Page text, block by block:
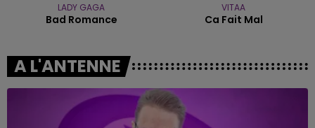
LADY GAGA
Bad Romance
VITAA
Ca Fait Mal
A L'ANTENNE